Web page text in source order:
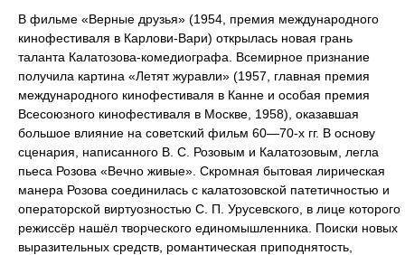
В фильме «Верные друзья» (1954, премия международного
кинофестиваля в Карлови-Вари) открылась новая грань
таланта Калатозова-комедиографа. Всемирное признание
получила картина «Летят журавли» (1957, главная премия
международного кинофестиваля в Канне и особая премия
Всесоюзного кинофестиваля в Москве, 1958), оказавшая
большое влияние на советский фильм 60—70-х гг. В основу
сценария, написанного В. С. Розовым и Калатозовым, легла
пьеса Розова «Вечно живые». Скромная бытовая лирическая
манера Розова соединилась с калатозовской патетичностью и
операторской виртуозностью С. П. Урусевского, в лице которого
режиссёр нашёл творческого единомышленника. Поиски новых
выразительных средств, романтическая приподнятость,